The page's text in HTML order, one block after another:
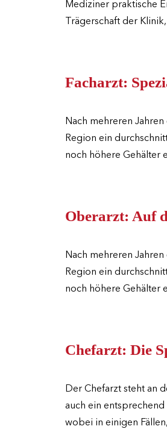
Mediziner praktische
Trägerschaft der
Facharzt:
Nach mehreren
Region ein
noch höhere Gehälter
Oberarzt: Auf
Nach mehreren
Region ein
noch höhere Gehälter
Chefarzt: Die
Der Chefarzt steht an
auch ein
wobei in einigen